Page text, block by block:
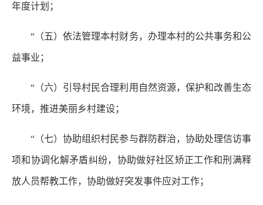
年度计划；
“（五）依法管理本村财务，办理本村的公共事务和公
益事业；
“（六）引导村民合理利用自然资源，保护和改善生态
环境，推进美丽乡村建设；
“（七）协助组织村民参与群防群治，协助处理信访事
项和协调化解矛盾纠纷，协助做好社区矫正工作和刑满释
放人员帮教工作，协助做好突发事件应对工作；